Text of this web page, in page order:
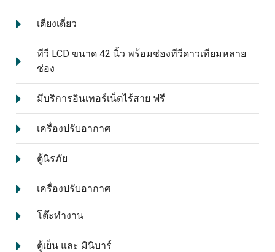
เตียงเดี่ยว
ทีวี LCD ขนาด 42 นิ้ว พร้อมช่องทีวีดาวเทียมหลาย
ช่อง
มีบริการอินเทอร์เน็ตไร้สาย ฟรี
เครื่องปรับอากาศ
ตู้นิรภัย
เครื่องปรับอากาศ
โต๊ะทำงาน
ตู้เย็น และ มินิบาร์